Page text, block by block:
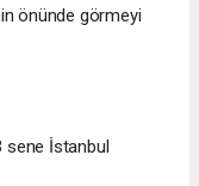
önünde görmeyi
sene İstanbul